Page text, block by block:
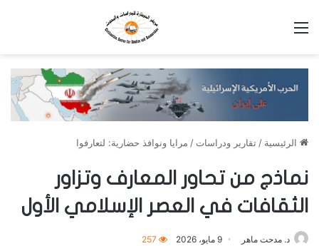
القائمة
الرئيسية / تقارير ودراسات / مرايا ونوافذ حضارية: لتعارفوا
نماذج من تحاور المعارف وتزاور
الثقافات في العصر الإسلامي الأول
د. مدحت ماهر 9 مايو، 2026 257